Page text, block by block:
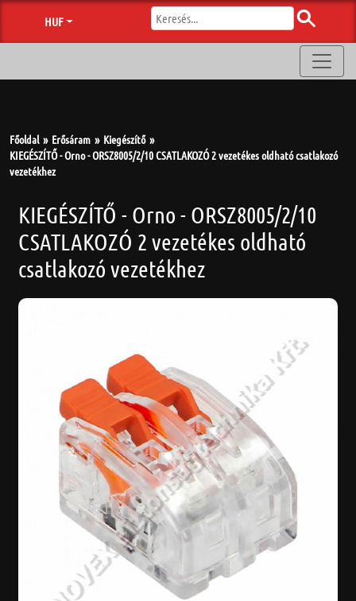
HUF
Főoldal Erősáram
Kiegészítő
KIEGÉSZÍTŐ - Orno - ORSZ8005/2/10 CSATLAKOZÓ 2 vezetékes oldható csatlakozó
vezetékhez
KIEGÉSZÍTŐ - Orno - ORSZ8005/2/10
CSATLAKOZÓ 2 vezetékes oldható
csatlakozó vezetékhez